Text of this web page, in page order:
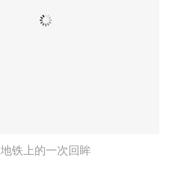
地铁上的一次回眸